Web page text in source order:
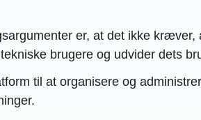
er, at det ikke
brugere og udvider dets
til at organisere og